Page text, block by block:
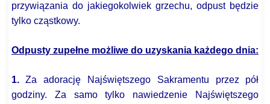
przywiązania do jakiegokolwiek grzechu, odpust będzie
tylko cząstkowy.
Odpusty zupełne możliwe do uzyskania każdego dnia:
1.Za adorację Najświętszego Sakramentu przez pół
godziny. Za samo tylko nawiedzenie Najświętszego